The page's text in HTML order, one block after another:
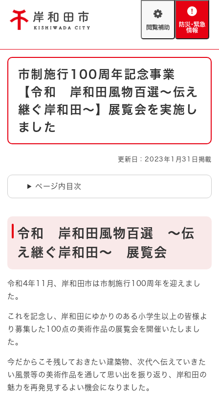
閲
助
防
緊
報
やさしい日本語
文字サイズ 標準 拡大
背景色変更 白 黒 青
とじる
防災・緊急情報 救急・消防
ハザードマップ AED設置箇所
本
市制施行100周年記念事業
【令和 岸和田風物百選～伝え
継ぐ岸和田～】展覧会を実施し
ました
更新日：2023年1月31日掲載
ページ内目次
令和 岸和田風物百選 ～伝
え継ぐ岸和田～ 展覧会
令和4年11月、岸和田市は市制施行100周年を迎えまし
た。
これを記念し、岸和田にゆかりのある小学生以上の皆様よ
り募集した100点の美術作品の展覧会を開催いたしまし
た。
今だからこそ残しておきたい建築物、次代へ伝えていきた
い風景等の美術作品を通して思い出を振り返り、岸和田の
魅力を再発見するよい機会になりました。